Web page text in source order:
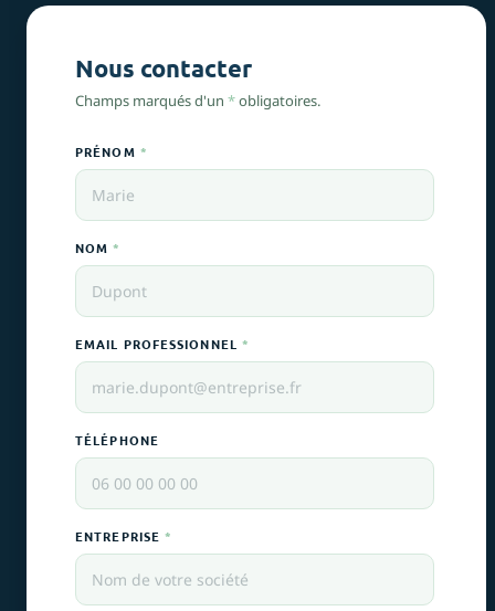
Nous contacter
Champs marqués d'un *obligatoires.
PRÉNOM *
NOM*
EMAIL PROFESSIONNEL *
TÉLÉPHONE
ENTREPRISE*